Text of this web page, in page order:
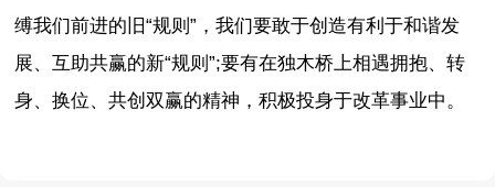
缚我们前进的旧“规则”，我们要敢于创造有利于和谐发
展、互助共赢的新“规则”;要有在独木桥上相遇拥抱、转
身、换位、共创双赢的精神，积极投身于改革事业中。